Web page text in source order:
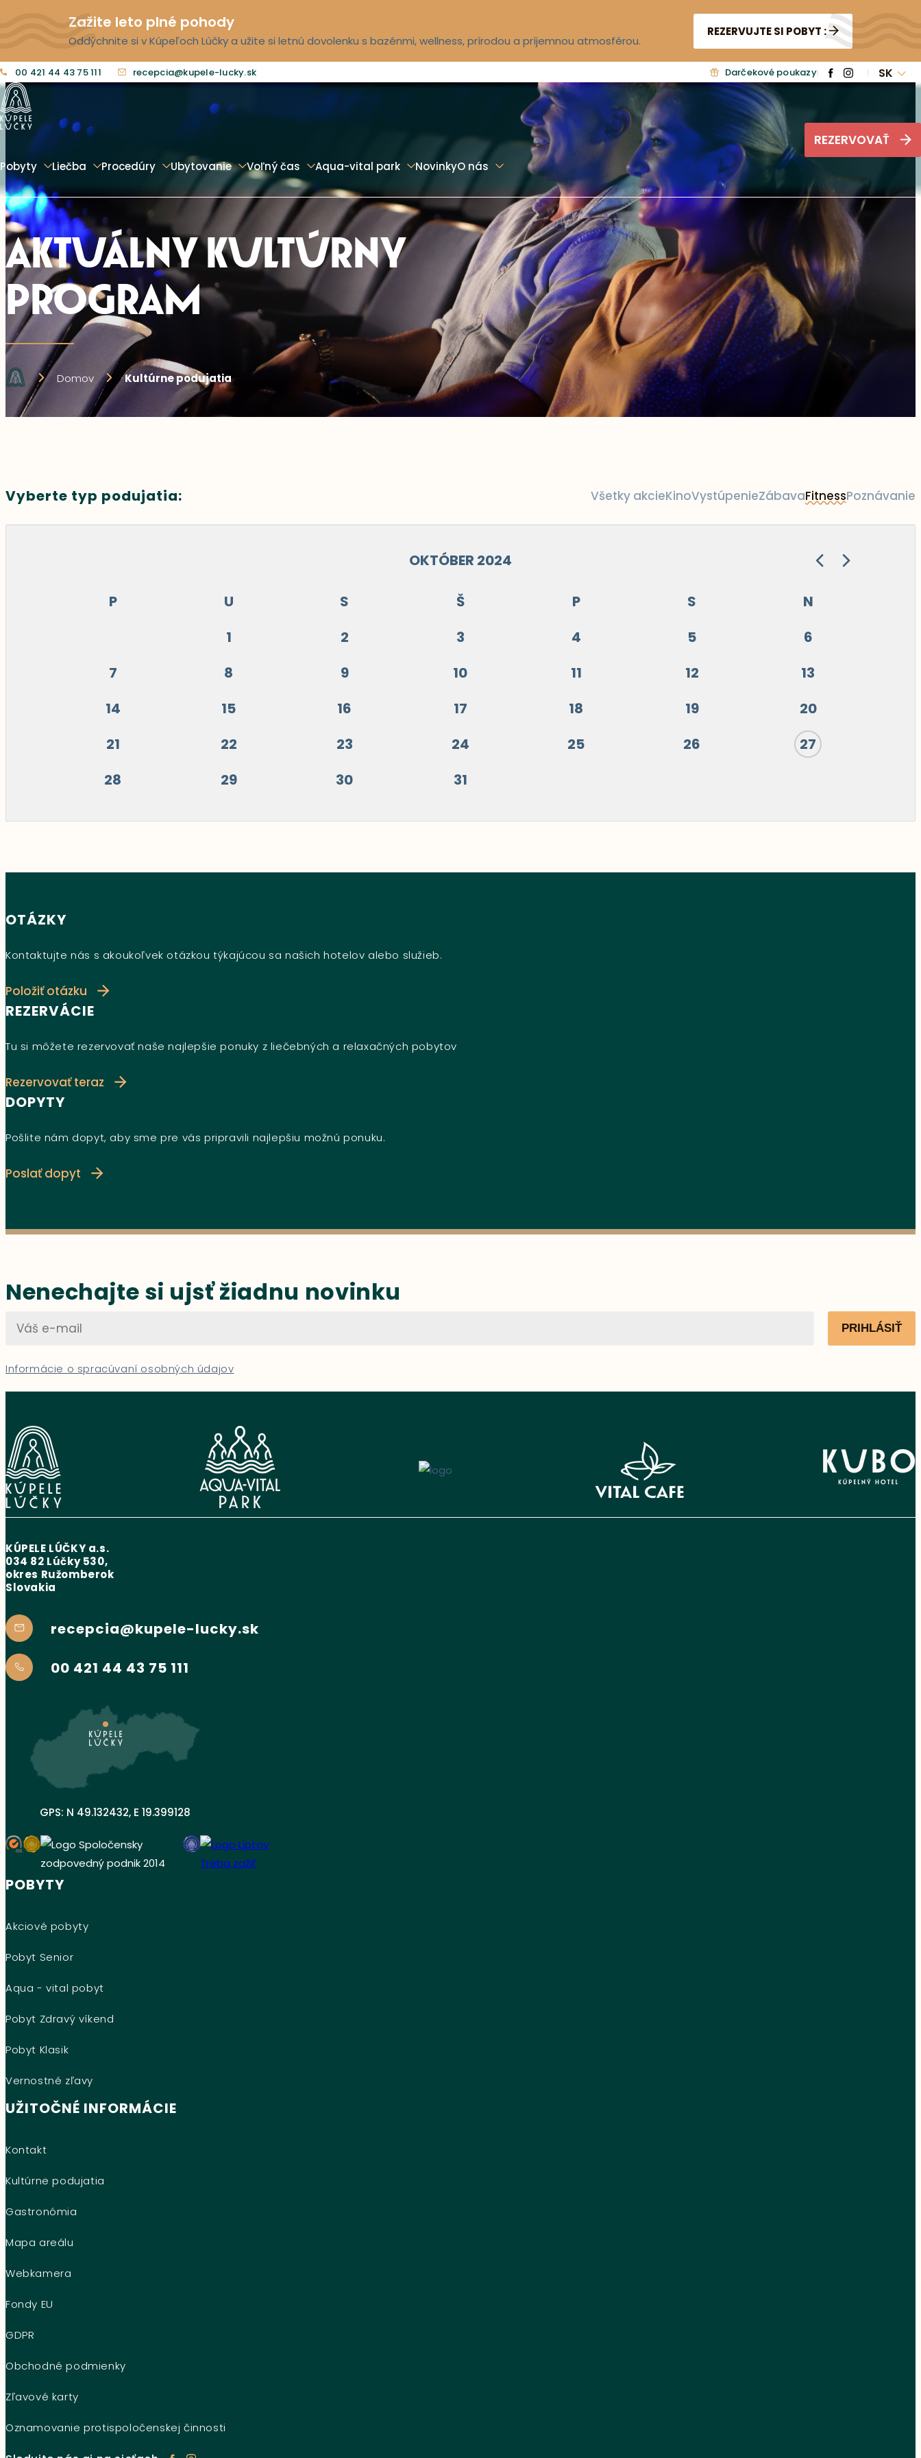
Zažite leto plné pohody
Oddýchnite si v Kúpeľoch Lúčky a užite si letnú dovolenku s bazénmi, wellness, prírodou a príjemnou atmosférou.
REZERVUJTE SI POBYT :
00 421 44 43 75 111 recepcia@kupele-lucky.sk Darčekové poukazy SK
Pobyty Liečba Procedúry Ubytovanie Voľný čas Aqua-vital park NovinkyO nás
REZERVOVAŤ
AKTUÁLNY KULTÚRNY
PROGRAM
Domov Kultúrne podujatia
Vyberte typ podujatia: Všetky akcieKinoVystúpenieZábavaFitnessPoznávanie
OKTÓBER 2024
P U S Š P S
N
1
2 3 4 5
6
7
8 9 10 11 12
13
14
15 16 17 18 19
20
21
22 23 24 25 26
27
28
29 30 31
OTÁZKY
Kontaktujte nás s akoukoľvek otázkou týkajúcou sa našich hotelov alebo služieb.
Položiť otázku
REZERVÁCIE
Tu si môžete rezervovať naše najlepšie ponuky z liečebných a relaxačných pobytov
Rezervovať teraz
DOPYTY
Pošlite nám dopyt, aby sme pre vás pripravili najlepšiu možnú ponuku.
Poslať dopyt
Nenechajte si ujsť žiadnu novinku
PRIHLÁSIŤ
Informácie o spracúvaní osobných údajov
KÚPELE LÚČKY a.s.
034 82 Lúčky 530,
okres Ružomberok
Slovakia
recepcia@kupele-lucky.sk
00 421 44 43 75 111
GPS: N 49.132432, E 19.399128
POBYTY
Akciové pobyty
Pobyt Senior
Aqua - vital pobyt
Pobyt Zdravý víkend
Pobyt Klasik
Vernostné zľavy
UŽITOČNÉ INFORMÁCIE
Kontakt
Kultúrne podujatia
Gastronómia
Mapa areálu
Webkamera
Fondy EU
GDPR
Obchodné podmienky
Zľavové karty
Oznamovanie protispoločenskej činnosti